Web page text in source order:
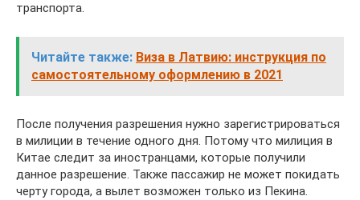
транспорта.
Читайте также: Виза в Латвию: инструкция по
самостоятельному оформлению в 2021
После получения разрешения нужно зарегистрироваться
в милиции в течение одного дня. Потому что милиция в
Китае следит за иностранцами, которые получили
данное разрешение. Также пассажир не может покидать
черту города, а вылет возможен только из Пекина.